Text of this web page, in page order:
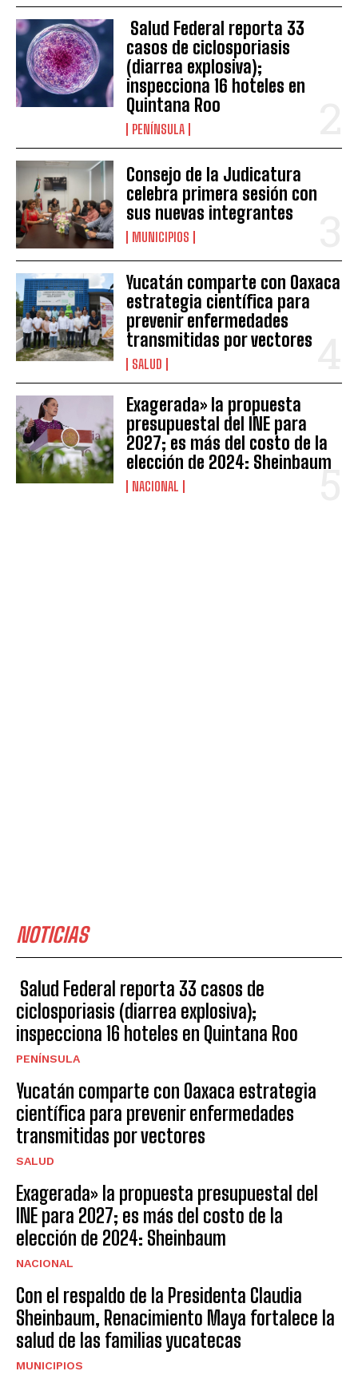
Salud Federal reporta 33
casos de ciclosporiasis
(diarrea explosiva);
inspecciona 16 hoteles en
Quintana Roo
PENÍNSULA
Consejo de la Judicatura
celebra primera sesión con
sus nuevas integrantes
MUNICIPIOS
Yucatán comparte con Oaxaca
estrategia científica para
prevenir enfermedades
transmitidas por vectores
SALUD
Exagerada» la propuesta
presupuestal del INE para
2027; es más del costo de la
elección de 2024: Sheinbaum
NACIONAL
NOTICIAS
Salud Federal reporta 33 casos de
ciclosporiasis (diarrea explosiva);
inspecciona 16 hoteles en Quintana Roo
PENÍNSULA
Yucatán comparte con Oaxaca estrategia
científica para prevenir enfermedades
transmitidas por vectores
SALUD
Exagerada» la propuesta presupuestal del
INE para 2027; es más del costo de la
elección de 2024: Sheinbaum
NACIONAL
Con el respaldo de la Presidenta Claudia
Sheinbaum, Renacimiento Maya fortalece la
salud de las familias yucatecas
MUNICIPIOS